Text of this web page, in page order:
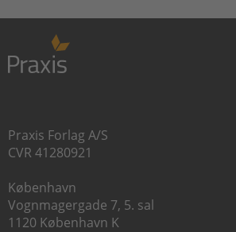
Praxis Forlag A/S
CVR 41280921
København
Vognmagergade 7, 5. sal
1120 København K